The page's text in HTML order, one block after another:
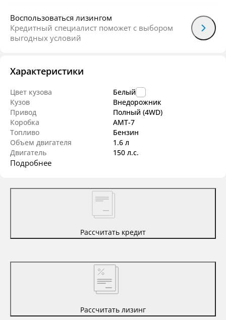
Воспользоваться лизингом
Кредитный специалист поможет с выбором
выгодных условий
Характеристики
Цвет кузова
Белый
Кузов
Внедорож­ник
Привод
Полный (4WD)
Коробка
AMT-7
Топливо
Бензин
Объем двигателя
1.6 л
Двигатель
150 л.с.
Подробнее
Рассчитать кредит
Рассчитать лизинг